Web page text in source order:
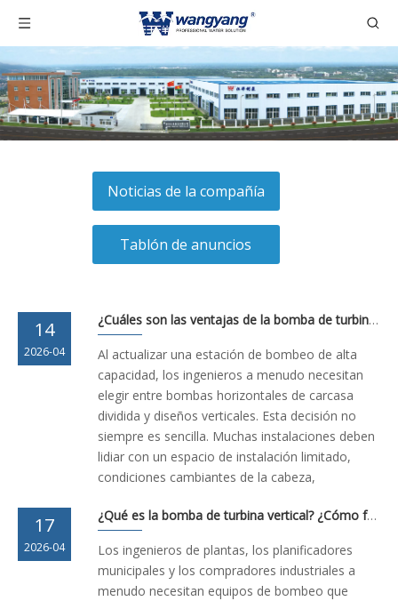
Noticias de la compañía
Tablón de anuncios
14
2026-04
¿Cuáles son las ventajas de la bomba de turbina vertical?
Al actualizar una estación de bombeo de alta
capacidad, los ingenieros a menudo necesitan
elegir entre bombas horizontales de carcasa
dividida y diseños verticales. Esta decisión no
siempre es sencilla. Muchas instalaciones deben
lidiar con un espacio de instalación limitado,
condiciones cambiantes de la cabeza,
17
2026-04
¿Qué es la bomba de turbina vertical? ¿Cómo funciona?
Los ingenieros de plantas, los planificadores
municipales y los compradores industriales a
menudo necesitan equipos de bombeo que